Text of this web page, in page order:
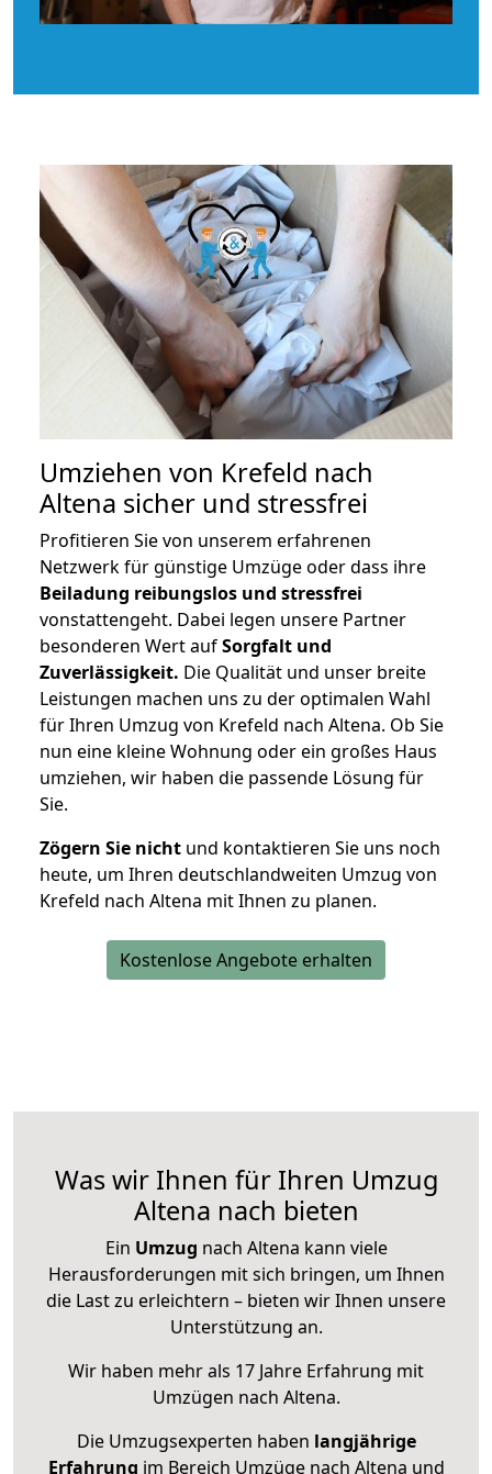
Umziehen von Krefeld nach
Altena sicher und stressfrei
Profitieren Sie von unserem erfahrenen
Netzwerk für günstige Umzüge oder dass ihre
Beiladung reibungslos und stressfrei
vonstattengeht. Dabei legen unsere Partner
besonderen Wert aufSorgfalt und
Zuverlässigkeit. Die Qualität und unser breite
Leistungen machen uns zu der optimalen Wahl
für Ihren Umzug von Krefeld nach Altena. Ob Sie
nun eine kleine Wohnung oder ein großes Haus
umziehen, wir haben die passende Lösung für
Sie.
Zögern Sie nicht und kontaktieren Sie uns noch
heute, um Ihren deutschlandweiten Umzug von
Krefeld nach Altena mit Ihnen zu planen.
Kostenlose Angebote erhalten
Was wir Ihnen für Ihren Umzug
Altena nach bieten
Ein Umzug nach Altena kann viele
Herausforderungen mit sich bringen, um Ihnen
die Last zu erleichtern – bieten wir Ihnen unsere
Unterstützung an.
Wir haben mehr als 17 Jahre Erfahrung mit
Umzügen nach Altena.
Die Umzugsexperten haben langjährige
Erfahrung im Bereich Umzüge nach Altena und